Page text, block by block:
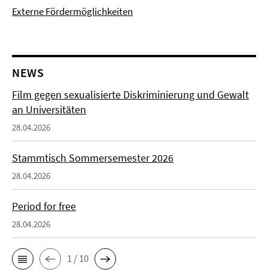
Externe Fördermöglichkeiten
NEWS
Film gegen sexualisierte Diskriminierung und Gewalt
an Universitäten
28.04.2026
Stammtisch Sommersemester 2026
28.04.2026
Period for free
28.04.2026
1 / 10